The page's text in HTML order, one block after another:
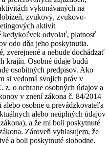
vykonávaných na
zvukový, zvukovo-
aktivít
kedykoľvek odvolať, platnosť
odo dňa jeho poskytnutia.
zverejnené a nebude dochádzať
krajín. Osobné údaje budú
osobitných predpisov. Ako
si vedomá svojich práv v
z. o ochrane osobných údajov a
v znení zákona č. 84/2014
osobne u prevádzkovateľa
alebo neúplných údajov
a že mi boli poskytnuté
Zároveň vyhlasujem, že
a boli poskytnuté slobodne.